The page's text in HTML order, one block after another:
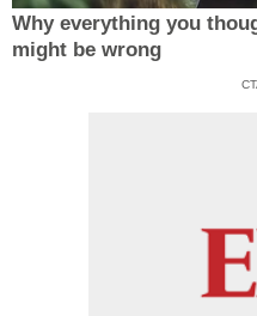
Why everything you
might be wrong